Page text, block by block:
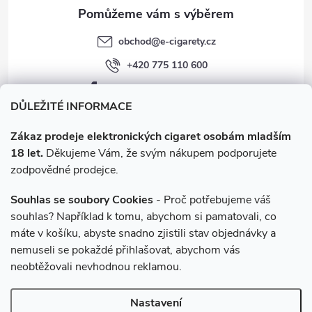
DŮLEŽITÉ INFORMACE
Zákaz prodeje elektronických cigaret osobám mladším
18 let. Děkujeme Vám, že svým nákupem podporujete
zodpovědné prodejce.
Souhlas se soubory Cookies - Proč potřebujeme váš
souhlas? Například k tomu, abychom si pamatovali, co
máte v košíku, abyste snadno zjistili stav objednávky a
nemuseli se pokaždé přihlašovat, abychom vás
neobtěžovali nevhodnou reklamou.
Nastavení
obchod@e-cigarety.cz
+420 775 110 600
Instagram
e-cigarety.cz. Všechna práva vyhrazena.